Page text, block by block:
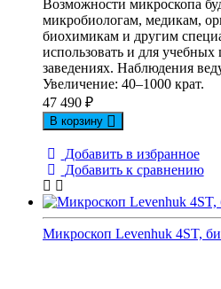
Возможности микроскопа
микробиологам, медикам,
биохимикам и другим
использовать и для
заведениях. Наблюдения
Увеличение: 40–1000 крат.
47 490 ₽
В корзину
Добавить в избранное
Добавить к сравнению
Микроскоп Levenhuk 4ST,